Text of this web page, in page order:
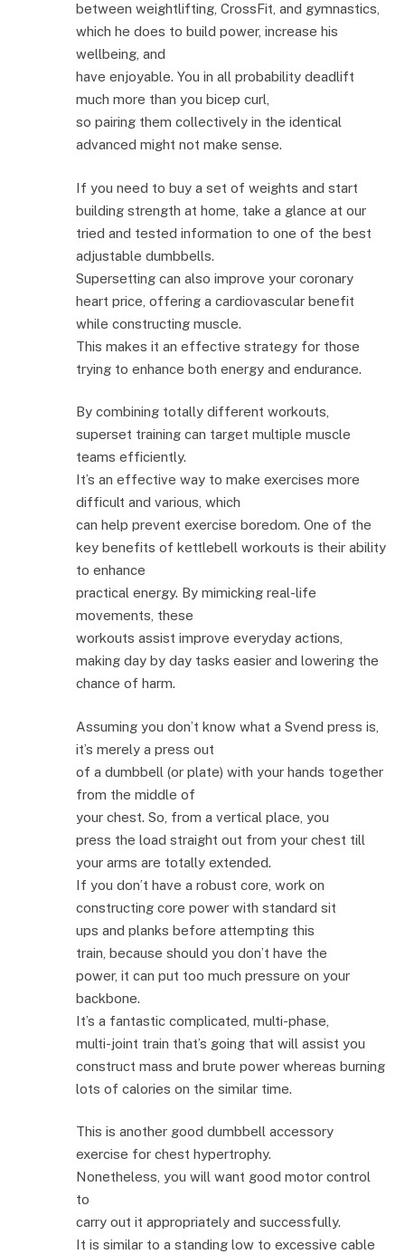
between weightlifting, CrossFit, and gymnastics,
which he does to build power, increase his
wellbeing, and
have enjoyable. You in all probability deadlift
much more than you bicep curl,
so pairing them collectively in the identical
advanced might not make sense.
If you need to buy a set of weights and start
building strength at home, take a glance at our
tried and tested information to one of the best
adjustable dumbbells.
Supersetting can also improve your coronary
heart price, offering a cardiovascular benefit
while constructing muscle.
This makes it an effective strategy for those
trying to enhance both energy and endurance.
By combining totally different workouts,
superset training can target multiple muscle
teams efficiently.
It’s an effective way to make exercises more
difficult and various, which
can help prevent exercise boredom. One of the
key benefits of kettlebell workouts is their ability
to enhance
practical energy. By mimicking real-life
movements, these
workouts assist improve everyday actions,
making day by day tasks easier and lowering the
chance of harm.
Assuming you don’t know what a Svend press is,
it’s merely a press out
of a dumbbell (or plate) with your hands together
from the middle of
your chest. So, from a vertical place, you
press the load straight out from your chest till
your arms are totally extended.
If you don’t have a robust core, work on
constructing core power with standard sit
ups and planks before attempting this
train, because should you don’t have the
power, it can put too much pressure on your
backbone.
It’s a fantastic complicated, multi-phase,
multi-joint train that’s going that will assist you
construct mass and brute power whereas burning
lots of calories on the similar time.
This is another good dumbbell accessory
exercise for chest hypertrophy.
Nonetheless, you will want good motor control
to
carry out it appropriately and successfully.
It is similar to a standing low to excessive cable